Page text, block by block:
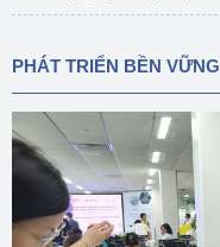
PHÁT TRIỂN BỀN VỮNG